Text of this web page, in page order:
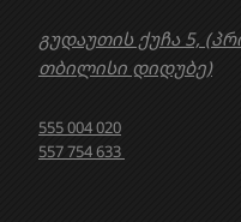
გუდაუთის ქუჩა 5,
თბილისი დიდუბე)
555 004 020
557 754 633